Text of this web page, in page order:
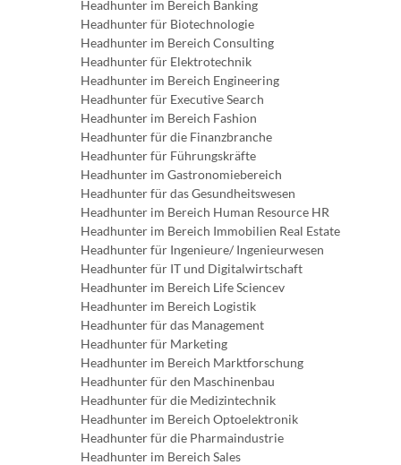
Headhunter im Bereich Banking
Headhunter für Biotechnologie
Headhunter im Bereich Consulting
Headhunter für Elektrotechnik
Headhunter im Bereich Engineering
Headhunter für Executive Search
Headhunter im Bereich Fashion
Headhunter für die Finanzbranche
Headhunter für Führungskräfte
Headhunter im Gastronomiebereich
Headhunter für das Gesundheitswesen
Headhunter im Bereich Human Resource HR
Headhunter im Bereich Immobilien Real Estate
Headhunter für Ingenieure/ Ingenieurwesen
Headhunter für IT und Digitalwirtschaft
Headhunter im Bereich Life Sciencev
Headhunter im Bereich Logistik
Headhunter für das Management
Headhunter für Marketing
Headhunter im Bereich Marktforschung
Headhunter für den Maschinenbau
Headhunter für die Medizintechnik
Headhunter im Bereich Optoelektronik
Headhunter für die Pharmaindustrie
Headhunter im Bereich Sales